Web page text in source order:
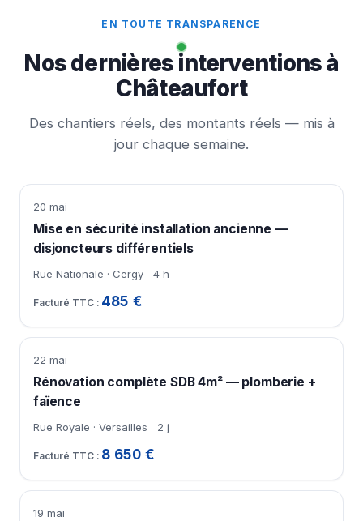
EN TOUTE TRANSPARENCE
Nos dernières interventions à
Châteaufort
Des chantiers réels, des montants réels — mis à
jour chaque semaine.
20 mai
Mise en sécurité installation ancienne —
disjoncteurs différentiels
Rue Nationale · Cergy 4 h
485 €
22 mai
Rénovation complète SDB 4m² — plomberie +
faïence
Rue Royale · Versailles 2 j
8 650 €
19 mai